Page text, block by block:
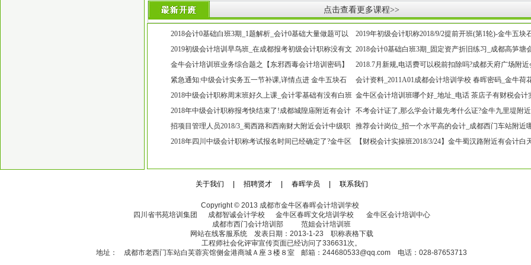
点击查看更多课程>>
2018会计0基础白班3期_1题解析_会计0基础大量做题可以
考过吗?高笋塘0基础初级会计培训班
2019初级会计培训早鸟班_在成都报考初级会计职称没有文
凭怎么办_高笋塘初级会计培训班
金牛会计培训班业务综合题之【东邪西毒会计培训密码】
五块石万达广场附近近期开2019年初级会计职称的培训班
紧急通知:中级会计实务五一节补课,详情点进 金牛五块石
中级会计师培训班2018好久上课
2018中级会计职称周末班好久上课_会计零基础有没有白班
培训的 金牛五块石附近会计职称培训班
2018年中级会计职称报考快结束了!成都城隍庙附近有会计
零基础培训班吗【会计零基础入门班】
招项目管理人员2018/3_蜀西路和西南财大附近会计中级职
称培训班
2018年四川中级会计职称考试报名时间已经确定了?金牛区
2019年初级会计职称2018/9/2提前开班(第1轮)-金牛五块
初级会计职称培训班
2018会计0基础白班3期_固定资产折旧练习_成都高笋塘
计培训班比较好的在哪里_2019初级会计职称培训顺便通
2018.7月新规,电话费可以税前扣除吗?成都天府广场附近
计入门培训班_会计实操提升班_好久上课
会计资料_2011A01成都会计培训学校 春晖密码_金牛荷
池附近会计入门培训班哪个好_2011A01会计资料
金牛区会计培训班哪个好_地址_电话 茶店子有财税会计
操培训中心【学思捷金牛会计】
不考会计证了,那么学会计最先考什么证?金牛九里堤附近
会计零基础培训班哪家好【学思捷会计培训】
推荐会计岗位_招一个水平高的会计_成都西门车站附近
有会计培训班【西门实操账会计培训】
【财税会计实操班2018/3/24】金牛蜀汉路附近有会计白
关于我们 | 招聘贤才 | 春晖学员 | 联系我们
Copyright © 2013 成都市金牛区春晖会计培训学校
四川省书苑培训集团 成都智诚会计学校 金牛区春晖文化培训学校 金牛区会计培训中心
成都市西门会计培训部 范姐会计培训班
网站在线客服系统 发表日期：2013-1-23 职称表格下载
工程师社会化评审宣传页面已经访问了336631次。
地址：
成都市老西门车站白芙蓉宾馆侧金港商城Ａ座３楼８室 邮箱：244680533@qq.com 电话：028-87653713